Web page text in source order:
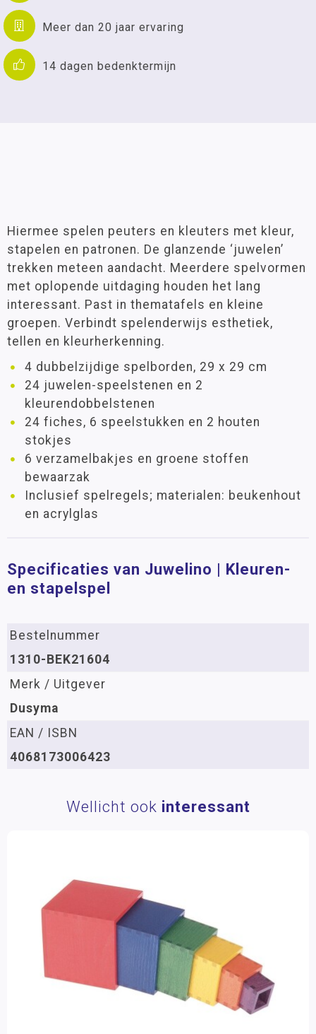
Meer dan 20 jaar ervaring
14 dagen bedenktermijn
Hiermee spelen peuters en kleuters met kleur,
stapelen en patronen. De glanzende ‘juwelen’
trekken meteen aandacht. Meerdere spelvormen
met oplopende uitdaging houden het lang
interessant. Past in thematafels en kleine
groepen. Verbindt spelenderwijs esthetiek,
tellen en kleurherkenning.
4 dubbelzijdige spelborden, 29 x 29 cm
24 juwelen-speelstenen en 2
kleurendobbelstenen
24 fiches, 6 speelstukken en 2 houten
stokjes
6 verzamelbakjes en groene stoffen
bewaarzak
Inclusief spelregels; materialen: beukenhout
en acrylglas
Specificaties van Juwelino | Kleuren-
en stapelspel
Bestelnummer
1310-BEK21604
Merk / Uitgever
Dusyma
EAN / ISBN
4068173006423
Wellicht ook interessant